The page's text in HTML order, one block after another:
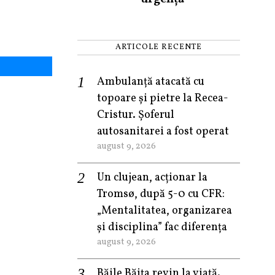
ARTICOLE RECENTE
Ambulanță atacată cu
topoare și pietre la Recea-
Cristur. Șoferul
autosanitarei a fost operat
august 9, 2026
Un clujean, acționar la
Tromsø, după 5-0 cu CFR:
„Mentalitatea, organizarea
și disciplina” fac diferența
august 9, 2026